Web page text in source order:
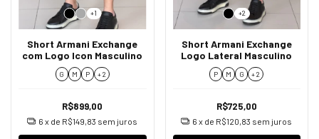
+1
Short Armani Exchange
com Logo Icon Masculino
G M P + 2
R$899,00
6 x de R$149,83 sem juros
+2
Short Armani Exchange
Logo Lateral Masculino
P M G + 2
R$725,00
6 x de R$120,83 sem juros